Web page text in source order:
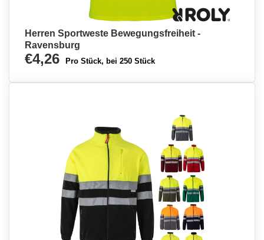
Herren Sportweste Bewegungsfreiheit -
Ravensburg
€4,26 Pro Stück, bei 250 Stück